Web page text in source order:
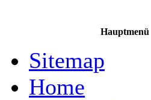
Hauptmenü
Sitemap
Home